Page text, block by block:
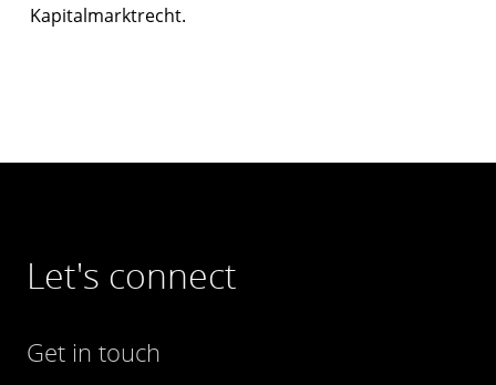
Kapitalmarktrecht.
Let's connect
Get in touch